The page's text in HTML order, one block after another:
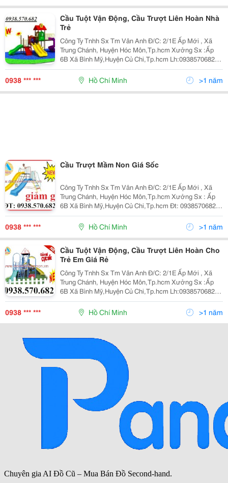
Cầu Tuột Vận Động, Cầu Trượt Liên Hoàn Nhà
Trẻ
Công Ty Tnhh Sx Tm Vân Anh Đ/C: 2/1E Ấp Mới , Xã
Trung Chánh, Huyện Hóc Môn,Tp.hcm Xưởng Sx :Ấp
6B Xã Bình Mỹ,Huyện Củ Chi,Tp.hcm Lh:0938570682
(Mr .Hoàng ) Email:nguyenhoang3009@Gmail.com Xem
Tất Cả Sản Phẩm Trên Website Tại Đây
0938 *** *** Hồ Chí Minh >1 năm
Cầu Trượt Mầm Non Giá Sốc
Công Ty Tnhh Sx Tm Vân Anh Đ/C: 2/1E Ấp Mới , Xã
Trung Chánh, Huyện Hóc Môn,Tp.hcm Xưởng Sx : Ấp
6B Xã Bình Mỹ,Huyện Củ Chi,Tp.hcm Đt: 0938570682
Fax:0837957638 Website: Www:dochoimamnon.com
Www:dochoimamnon.vn Email:nguyenhoang3009
0938 *** *** Hồ Chí Minh >1 năm
Cầu Tuột Vận Động, Cầu Trượt Liên Hoàn Cho
Trẻ Em Giá Rẻ
Công Ty Tnhh Sx Tm Vân Anh Đ/C: 2/1E Ấp Mới , Xã
Trung Chánh, Huyện Hóc Môn,Tp.hcm Xưởng Sx :Ấp
6B Xã Bình Mỹ,Huyện Củ Chi,Tp.hcm Lh:0938570682
(Mr .Hoàng ) Email:nguyenhoang3009@Gmail.com Xem
Tất Cả Sản Phẩm Trên Website Tại Đây
0938 *** *** Hồ Chí Minh >1 năm